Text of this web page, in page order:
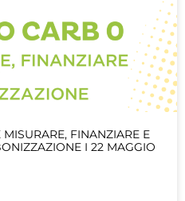
FINANZIARE E
I 22 MAGGIO